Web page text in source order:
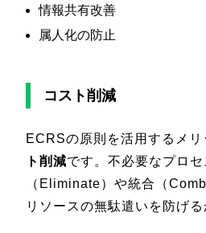
情報共有改善
属人化の防止
コスト削減
ECRSの原則を活用するメリ
ト削減です。不必要なプロセ
（Eliminate）や統合（
リソースの無駄遣いを防げる